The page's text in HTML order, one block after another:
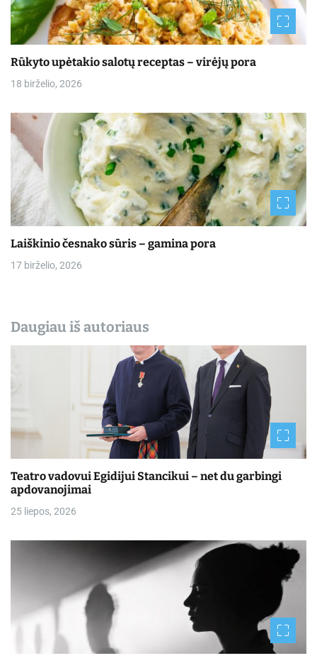
Rūkyto upėtakio salotų receptas – virėjų pora
18 birželio, 2026
Laiškinio česnako sūris – gamina pora
17 birželio, 2026
Daugiau iš autoriaus
Teatro vadovui Egidijui Stancikui – net du garbingi
apdovanojimai
25 liepos, 2026